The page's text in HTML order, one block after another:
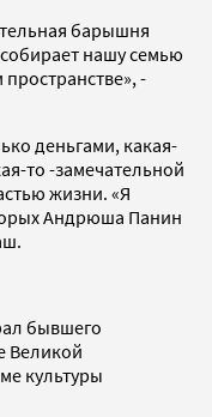
барышня
собирает нашу семью
-
деньгами, какая-
то -замечательной
жизни. «Я
Андрюша Панин
бывшего
Великой
культуры